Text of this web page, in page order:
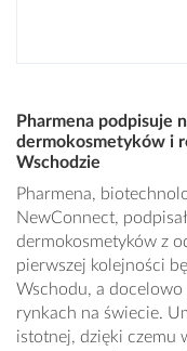
Pharmena podpisuje
dermokosmetyków i
Wschodzie
Pharmena,
NewConnect,
dermokosmetyków z
pierwszej kolejności
Wschodu, a
rynkach na świecie.
istotnej, dzięki czemu